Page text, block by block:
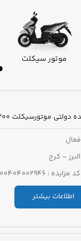
موتور سیکلت
فعال
البرز - کرج
کد مزایده : 5821400404002946
اطلاعات بیشتر